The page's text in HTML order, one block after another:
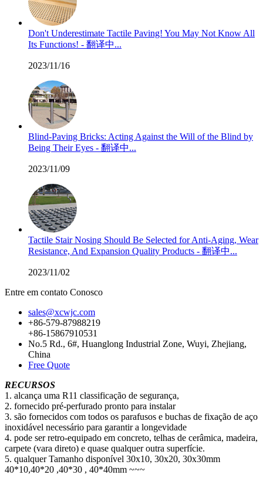
Don't Underestimate Tactile Paving! You May Not Know All
Its Functions! - 翻译中...
2023/11/16
Blind-Paving Bricks: Acting Against the Will of the Blind by
Being Their Eyes - 翻译中...
2023/11/09
Tactile Stair Nosing Should Be Selected for Anti-Aging, Wear
Resistance, And Expansion Quality Products - 翻译中...
2023/11/02
Entre em contato Conosco
sales@xcwjc.com
+86-579-87988219
+86-15867910531
No.5 Rd., 6#, Huanglong Industrial Zone, Wuyi, Zhejiang,
China
Free Quote
RECURSOS
1. alcança uma R11 classificação de segurança,
2. fornecido pré-perfurado pronto para instalar
3. são fornecidos com todos os parafusos e buchas de fixação de aço
inoxidável necessário para garantir a longevidade
4. pode ser retro-equipado em concreto, telhas de cerâmica, madeira,
carpete (vara direto) e quase qualquer outra superfície.
5. qualquer Tamanho disponível 30x10, 30x20, 30x30mm
40*10,40*20 ,40*30 , 40*40mm ~~~